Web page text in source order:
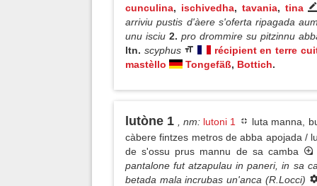
cunculina, ischivedha, tavania, tina
arriviu pustis d'àere s'oferta ripagada
unu isciu 2. pro drommire su pitzinnu
ltn. scyphus
récipient en terre
mastèllo
Tongefäß, Bottich.
lutòne 1 , nm: lutoni 1
luta manna,
càbere fintzes metros de abba apojada /
de s'ossu prus mannu de sa camba
pantalone fut atzapulau in paneri, in sa
betada mala incrubas un'anca (R.Locci)